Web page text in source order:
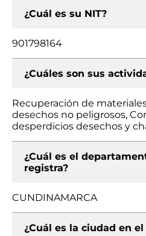
¿Cuál es su NIT?
901798164
¿Cuáles son sus
Recuperación de
desechos no peligrosos,
desperdicios desechos y
¿Cuál es el
registra?
CUNDINAMARCA
¿Cuál es la ciudad en